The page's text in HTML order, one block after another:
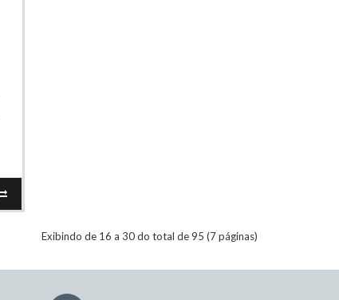
Exibindo de 16 a 30 do total de 95 (7 páginas)